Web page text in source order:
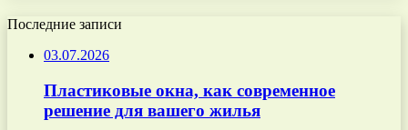
Последние записи
03.07.2026
Пластиковые окна, как современное
решение для вашего жилья